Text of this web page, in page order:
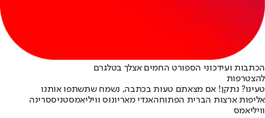
הכתבות ועידכוני הספורט החמים אצלך בטלגרם
להצטרפות
טעינו? נתקן! אם מצאתם טעות בכתבה, נשמח שתשתפו אותנו
אליפות ארצות הברית הפתוחהאנדי מאריונוס וויליאמסטניססרינה
וויליאמס